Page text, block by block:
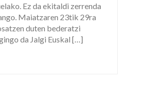
Ez da ekitaldi zerrenda
Maiatzaren 23tik 29ra
duten bederatzi
da Jalgi Euskal […]